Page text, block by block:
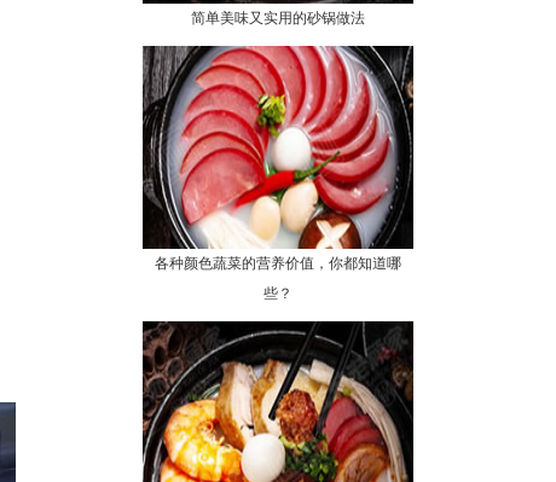
简单美味又实用的砂锅做法
各种颜色蔬菜的营养价值，你都知道哪
些？